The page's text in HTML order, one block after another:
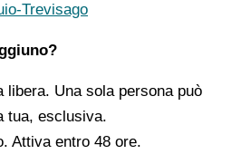
Trevisago
libera. Una sola persona può
tua, esclusiva.
Attiva entro 48 ore.